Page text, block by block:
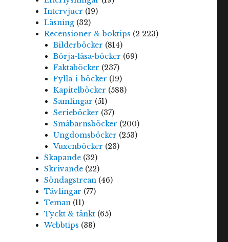
Intervjuer (19)
Läsning (32)
Recensioner & boktips (2 223)
Bilderböcker (814)
Börja-läsa-böcker (69)
Faktaböcker (237)
Fylla-i-böcker (19)
Kapitelböcker (588)
Samlingar (51)
Serieböcker (37)
Småbarnsböcker (200)
Ungdomsböcker (253)
Vuxenböcker (23)
Skapande (32)
Skrivande (22)
Söndagstrean (46)
Tävlingar (77)
Teman (11)
Tyckt & tänkt (65)
Webbtips (38)